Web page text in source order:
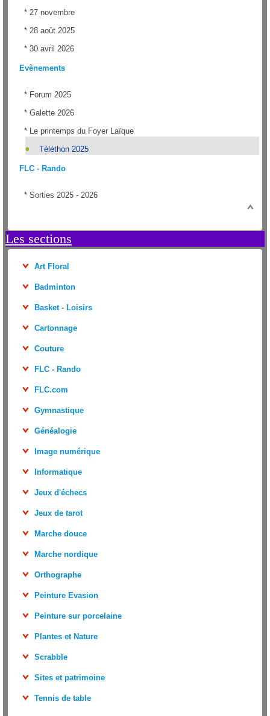
* 27 novembre
* 28 août 2025
* 30 avril 2026
Evènements
* Forum 2025
* Galette 2026
* Le printemps du Foyer Laïque
Téléthon 2025
FLC - Rando
* Sorties 2025 - 2026
Les sections
Art Floral
Badminton
Basket - Loisirs
Cartonnage
Couture
FLC - Rando
FLC.com
Gymnastique
Généalogie
Image numérique
Informatique
Jeux d'échecs
Jeux de tarot
Marche douce
Marche nordique
Orthographe
Peinture Evasion
Peinture sur porcelaine
Plantes et Nature
Scrabble
Sites et patrimoine
Tennis de table